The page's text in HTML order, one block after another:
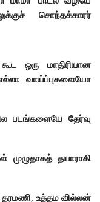
சொந்தக்காரர்
ஒரு மாதிரியான
வாய்ப்புகளையோ
படங்களையே தேர்வு
முழுதாகத் தயாராகி
உத்தம வில்லன்